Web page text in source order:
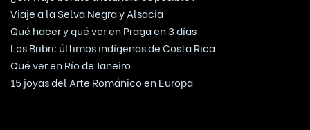
Viaje a la Selva Negra y Alsacia
Qué hacer y qué ver en Praga en 3 días
Los Bribri: últimos indígenas de Costa Rica
Qué ver en Río de Janeiro
15 joyas del Arte Románico en Europa